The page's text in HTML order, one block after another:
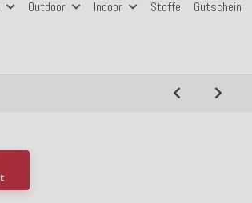
Outdoor Indoor Stoffe Gutschein